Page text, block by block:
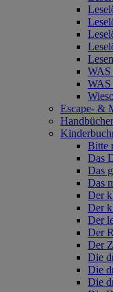
WAS
WAS
Escape- &
Handbücher
Bitte
Das
Das
Das
Der
Der
Der
Der
Der
Die
Die
Die